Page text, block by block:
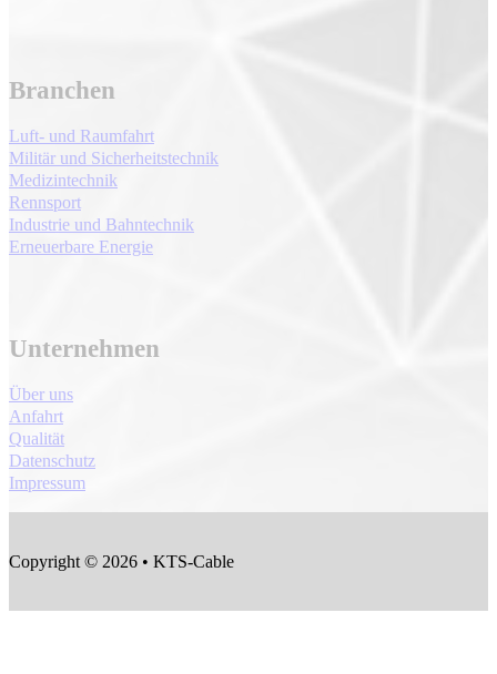
Branchen
Luft- und Raumfahrt
Militär und Sicherheitstechnik
Medizintechnik
Rennsport
Industrie und Bahntechnik
Erneuerbare Energie
Unternehmen
Über uns
Anfahrt
Qualität
Datenschutz
Impressum
Copyright © 2026 • KTS-Cable